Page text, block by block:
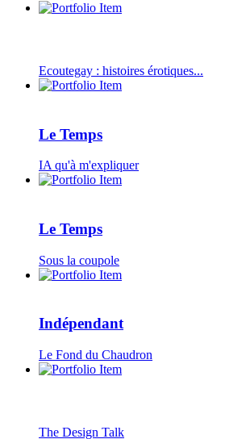
Ecoutegay : histoires érotiques...
Le Temps
IA qu'à m'expliquer
Le Temps
Sous la coupole
Indépendant
Le Fond du Chaudron
The Design Talk